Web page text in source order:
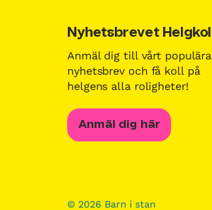
Nyhetsbrevet Helgkoll
Anmäl dig till vårt populära
nyhetsbrev och få koll på
helgens alla roligheter!
Anmäl dig här
© 2026 Barn i stan